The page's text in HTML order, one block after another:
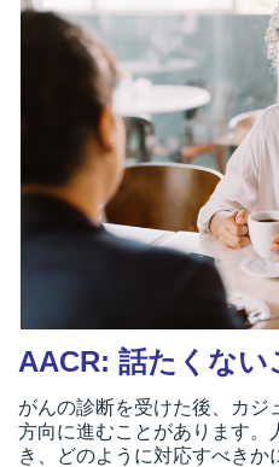
AACR: 話たくない
がんの診断を受けた後、カジ
方向に進むことがあります。
き、どのように対応すべきか